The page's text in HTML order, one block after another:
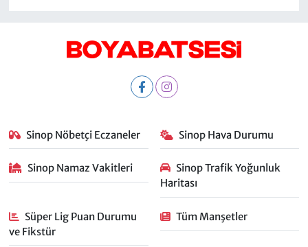
Sinop Nöbetçi Eczaneler Sinop Hava Durumu
Sinop Namaz Vakitleri
Sinop Trafik Yoğunluk
Haritası
Süper Lig Puan Durumu
ve Fikstür
Tüm Manşetler